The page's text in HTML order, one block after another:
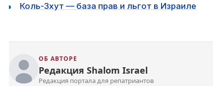
Коль-Зхут — база прав и льгот в Израиле
ОБ АВТОРЕ
Редакция Shalom Israel
Редакция портала для репатриантов